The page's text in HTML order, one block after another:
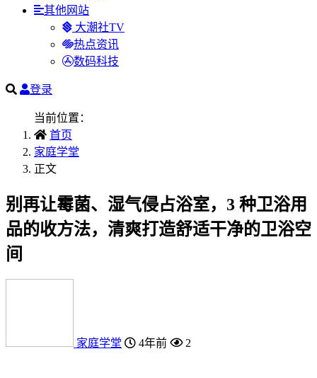
其他网站
大潮社TV
热点资讯
数码科技
登录
当前位置：
首页
家庭学堂
正文
别再让霉菌、湿气侵占浴室，3 种卫浴用
品的收方法，清爽打造舒适干净的卫浴空
间
家庭学堂 4年前 2